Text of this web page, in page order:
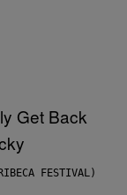
FESTIVAL)